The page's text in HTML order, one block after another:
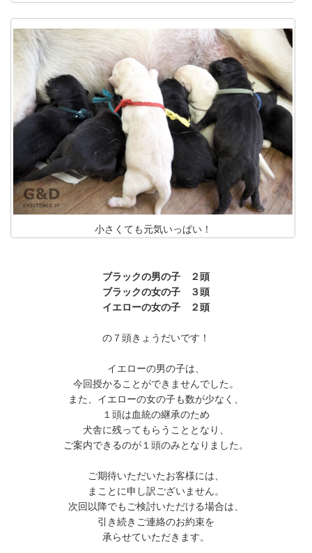
小さくても元気いっぱい！
ブラックの男の子 ２頭
ブラックの女の子 ３頭
イエローの女の子 ２頭
の７頭きょうだいです！
イエローの男の子は、
今回授かることができませんでした。
また、イエローの女の子も数が少なく、
１頭は血統の継承のため
犬舎に残ってもらうこととなり、
ご案内できるのが１頭のみとなりました。
ご期待いただいたお客様には、
まことに申し訳ございません。
次回以降でもご検討いただける場合は、
引き続きご連絡のお約束を
承らせていただきます。